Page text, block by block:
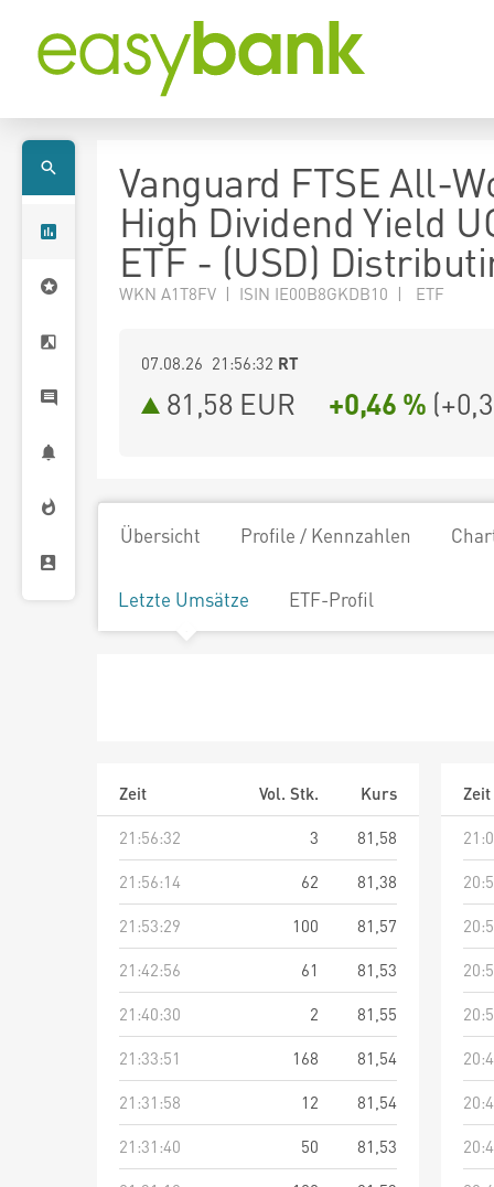
Vanguard FTSE All-
High Dividend Yield
ETF - (USD)
WKN A1T8FV | ISIN IE00B8GKDB10 | ETF
07.08.26 21:56:32 RT
81,58 EUR +0,46 % (
Übersicht Profile / Kennzahlen
Letzte Umsätze ETF-Profil
Zeit Vol. Stk.
Kurs
21:56:32
3
81,58
21:56:14
62
81,38
21:53:29
100
81,57
21:42:56
61
81,53
21:40:30
2
81,55
21:33:51
168
81,54
21:31:58
12
81,54
21:31:40
50
81,53
Zeit